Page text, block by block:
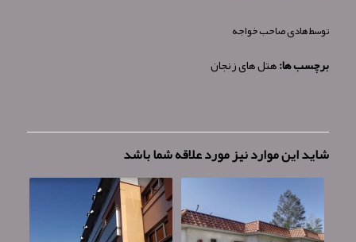
توسطهادی صاحب خواجه
برچسب ها:هتل های زنجان
شاید این موارد نیز مورد علاقه شما باشد